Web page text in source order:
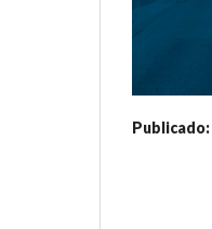
Publicado: